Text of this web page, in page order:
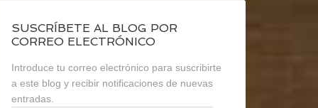
SUSCRÍBETE AL BLOG POR
CORREO ELECTRÓNICO
Introduce tu correo electrónico para suscribirte
a este blog y recibir notificaciones de nuevas
entradas.